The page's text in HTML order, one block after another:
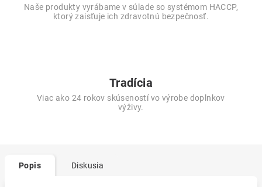
Naše produkty vyrábame v súlade so systémom HACCP,
ktorý zaisťuje ich zdravotnú bezpečnosť.
Tradícia
Viac ako 24 rokov skúseností vo výrobe doplnkov
výživy.
Popis Diskusia